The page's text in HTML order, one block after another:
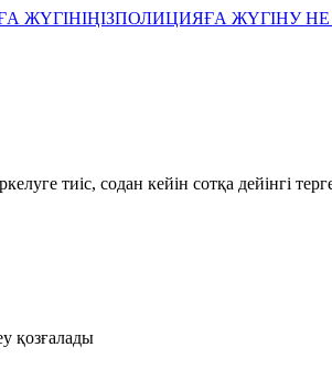
ЖҮГІНІҢІЗПОЛИЦИЯҒА ЖҮГІНУ НЕ
тиіс, содан кейін сотқа дейінгі
қозғалады